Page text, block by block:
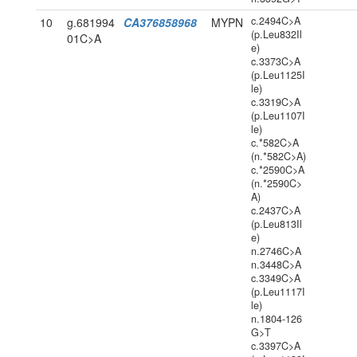
10
g.681994
01C>A
CA376858968 MYPN
c.2494C>A
(p.Leu832Il
e)
c.3373C>A
(p.Leu1125I
le)
c.3319C>A
(p.Leu1107I
le)
c.*582C>A
(n.*582C>A)
c.*2590C>A
(n.*2590C>
A)
c.2437C>A
(p.Leu813Il
e)
n.2746C>A
n.3448C>A
c.3349C>A
(p.Leu1117I
le)
n.1804-126
G>T
c.3397C>A